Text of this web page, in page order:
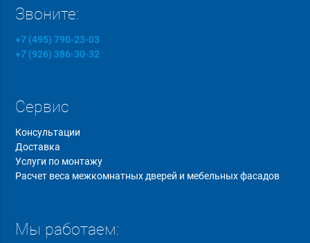
Звоните:
+7 (495) 790-23-03
+7 (926) 386-30-32
Сервис
Консультации
Доставка
Услуги по монтажу
Расчет веса межкомнатных дверей и мебельных фасадов
Мы работаем: